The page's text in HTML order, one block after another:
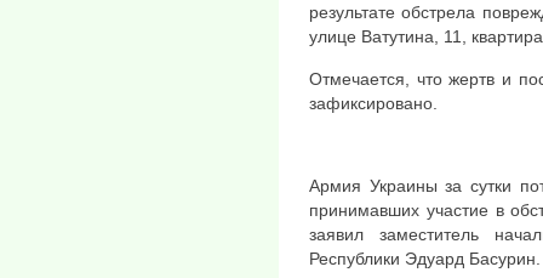
результате обстрела
улице Ватутина, 11,
Отмечается, что жертв и
зафиксировано.
Армия Украины за сутки
принимавших участие в
заявил заместитель
Республики Эдуард Басурин.